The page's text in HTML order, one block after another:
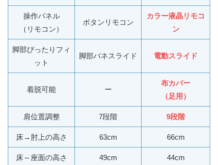
操作パネル
（リモコン）
ボタンリモコン
カラー液晶リモコ
ン
脚部ぴったりフィ
ット
脚部バネスライド 電動スライド
着脱可能 ー
布カバー
（足用）
肩位置調整 7段階 9段階
床→肘上の高さ 63cm 66cm
床～座面の高さ 49cm 44cm